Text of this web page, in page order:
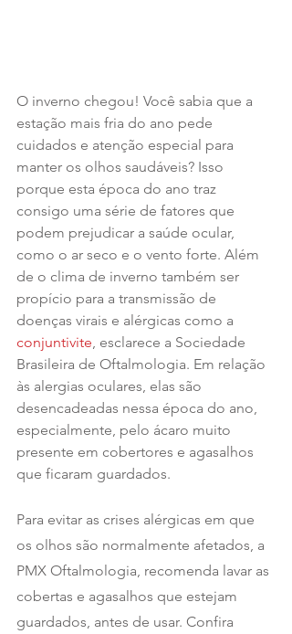
O inverno chegou! Você sabia que a
estação mais fria do ano pede
cuidados e atenção especial para
manter os olhos saudáveis? Isso
porque esta época do ano traz
consigo uma série de fatores que
podem prejudicar a saúde ocular,
como o ar seco e o vento forte. Além
de o clima de inverno também ser
propício para a transmissão de
doenças virais e alérgicas como a
conjuntivite, esclarece a Sociedade
Brasileira de Oftalmologia. Em relação
às alergias oculares, elas são
desencadeadas nessa época do ano,
especialmente, pelo ácaro muito
presente em cobertores e agasalhos
que ficaram guardados.
Para evitar as crises alérgicas em que
os olhos são normalmente afetados, a
PMX Oftalmologia, recomenda lavar as
cobertas e agasalhos que estejam
guardados, antes de usar. Confira